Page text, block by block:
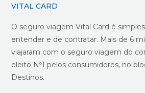
VITAL CARD
O seguro viagem Vital Card é
entender e de contratar. Mais de 6
viajaram com o seguro viagem do
eleito Nº1 pelos consumidores, no
Destinos.